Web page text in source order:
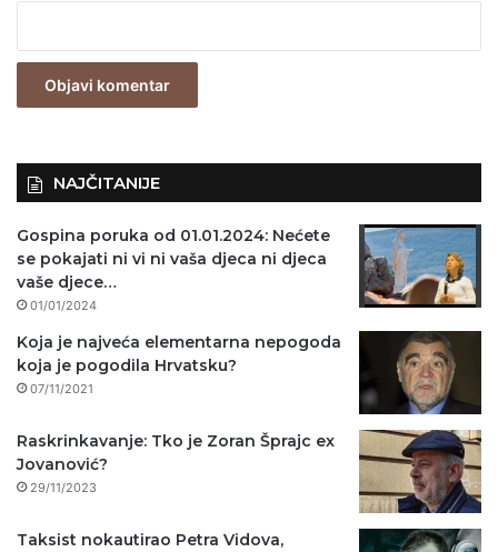
z
NAJČITANIJE
Gospina poruka od 01.01.2024: Nećete
se pokajati ni vi ni vaša djeca ni djeca
vaše djece…
01/01/2024
Koja je najveća elementarna nepogoda
koja je pogodila Hrvatsku?
07/11/2021
Raskrinkavanje: Tko je Zoran Šprajc ex
Jovanović?
29/11/2023
Taksist nokautirao Petra Vidova,